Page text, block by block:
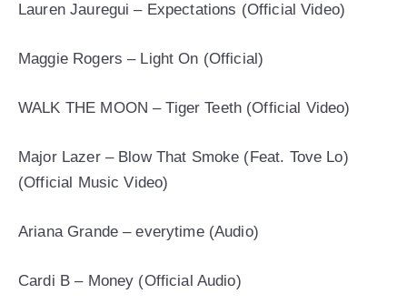
Lauren Jauregui – Expectations (Official Video)
Maggie Rogers – Light On (Official)
WALK THE MOON – Tiger Teeth (Official Video)
Major Lazer – Blow That Smoke (Feat. Tove Lo)
(Official Music Video)
Ariana Grande – everytime (Audio)
Cardi B – Money (Official Audio)